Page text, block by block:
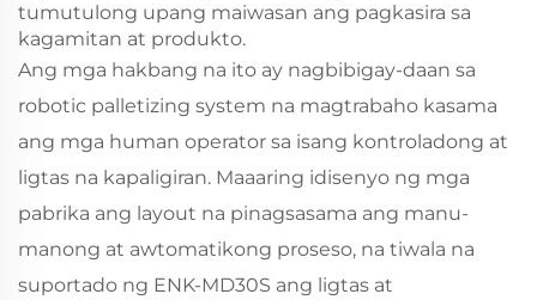
tumutulong upang maiwasan ang pagkasira sa
kagamitan at produkto.
Ang mga hakbang na ito ay nagbibigay-daan sa
robotic palletizing system na magtrabaho kasama
ang mga human operator sa isang kontroladong at
ligtas na kapaligiran. Maaaring idisenyo ng mga
pabrika ang layout na pinagsasama ang manu-
manong at awtomatikong proseso, na tiwala na
suportado ng ENK‑MD30S ang ligtas at